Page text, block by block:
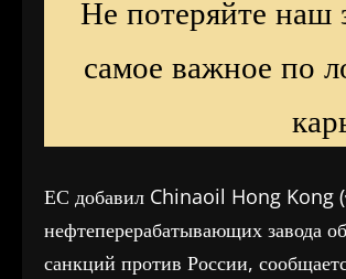
Не потеряйте наш
самое важное по
ЕС добавил Chinaoil Hong Kong
нефтеперерабатывающих завода
санкций против России,